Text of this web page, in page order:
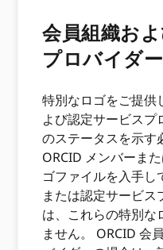
会員組織お
プロバイダ
特別なロゴをご提供
よび認定サービスプ
のステータスを示す
ORCID メンバーまた
ゴファイルを入手し
または認定サービ
は、これらの特別な
ません。 ORCID 会